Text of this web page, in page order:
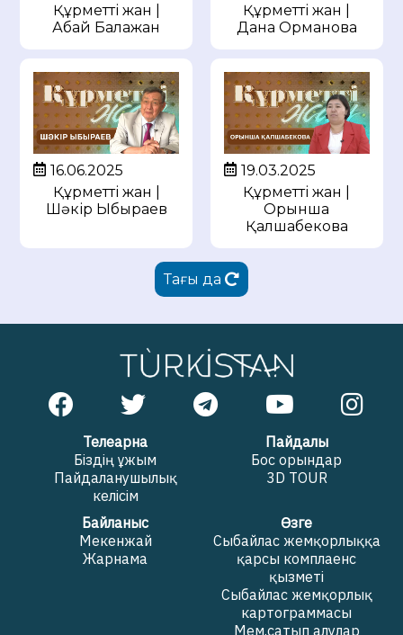
Құрметті жан |
Абай Балажан
Құрметті жан |
Дана Орманова
16.06.2025
Құрметті жан |
Шәкір Ыбыраев
19.03.2025
Құрметті жан |
Орынша
Қалшабекова
Тағы да
Телеарна
Біздің ұжым
Пайдаланушылық
келісім
Пайдалы
Бос орындар
3D TOUR
Байланыс
Мекенжай
Жарнама
Өзге
Сыбайлас жемқорлыққа
қарсы комплаенс
қызметі
Сыбайлас жемқорлық
картограммасы
Мем.сатып алулар